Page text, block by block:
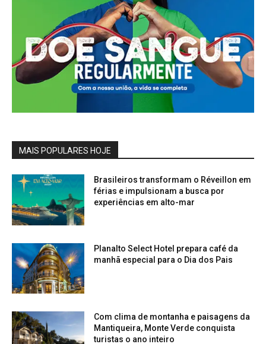
MAIS POPULARES HOJE
Brasileiros transformam o Réveillon em
férias e impulsionam a busca por
experiências em alto-mar
Planalto Select Hotel prepara café da
manhã especial para o Dia dos Pais
Com clima de montanha e paisagens da
Mantiqueira, Monte Verde conquista
turistas o ano inteiro